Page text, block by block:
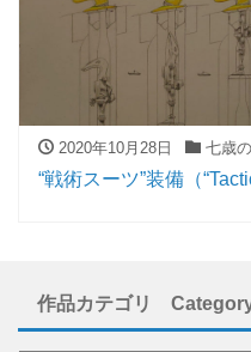
2020年10月28日 七歳
“戦術スーツ”装備（
作品カテゴリ